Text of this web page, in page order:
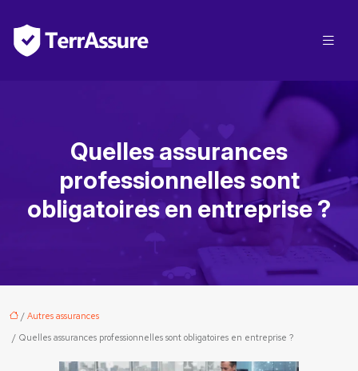
Quelles assurances
professionnelles sont
obligatoires en entreprise ?
/ Autres assurances
/ Quelles assurances professionnelles sont obligatoires en entreprise ?